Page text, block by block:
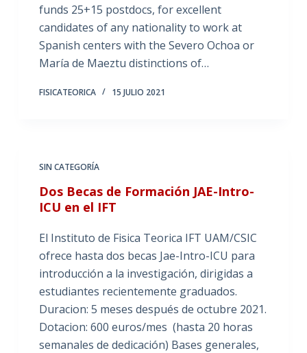
funds 25+15 postdocs, for excellent
candidates of any nationality to work at
Spanish centers with the Severo Ochoa or
María de Maeztu distinctions of…
FISICATEORICA 15 JULIO 2021
SIN CATEGORÍA
Dos Becas de Formación JAE-Intro-
ICU en el IFT
El Instituto de Fisica Teorica IFT UAM/CSIC
ofrece hasta dos becas Jae-Intro-ICU para
introducción a la investigación, dirigidas a
estudiantes recientemente graduados.
Duracion: 5 meses después de octubre 2021.
Dotacion: 600 euros/mes (hasta 20 horas
semanales de dedicación) Bases generales,